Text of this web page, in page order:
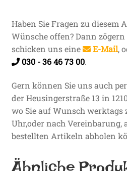
Haben Sie Fragen zu diesem
Wünsche offen? Dann
schicken uns eine
E-Mail,
030 - 36 46 73 00.
Gern können Sie uns auch
der Heusingerstraße 13 in
wo Sie auf Wunsch werktags
Uhr,oder nach Vereinbarung,
bestellten Artikeln abholen